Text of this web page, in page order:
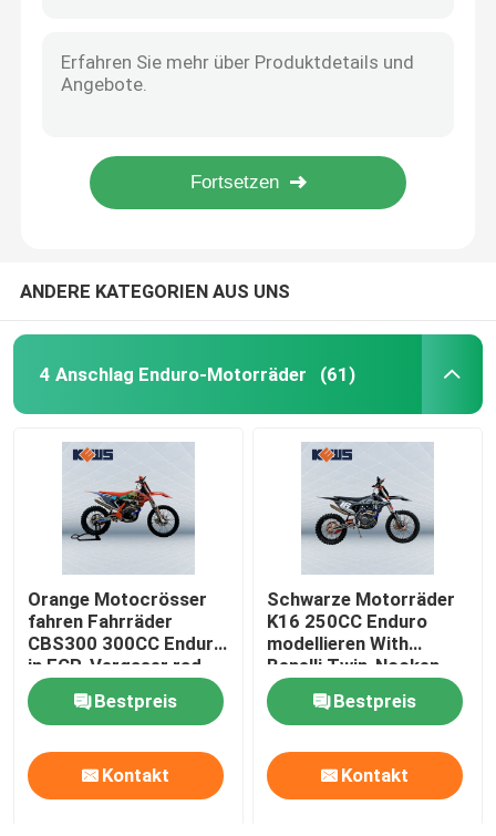
Enduro-Schmutz-Fahrräder
2 Anschlag-Motocrösser
Euro 4 Motorräder
ANDERE KATEGORIEN AUS UNS
4 Anschlag Enduro-Motorräder (61)
Orange Motocrösser
fahren Fahrräder
CBS300 300CC Enduro
in FCR-Vergaser rad
Bestpreis
Kontakt
Schwarze Motorräder
K16 250CC Enduro
modellieren With
Benelli Twin-Nocken-
Maschine 120KM/H
Bestpreis
Kontakt